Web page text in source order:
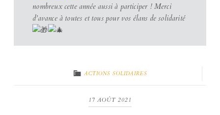
nombreux cette année aussi à participer ! Merci
d’avance à toutes et tous pour vos élans de solidarité
ACTIONS SOLIDAIRES
17 AOÛT 2021